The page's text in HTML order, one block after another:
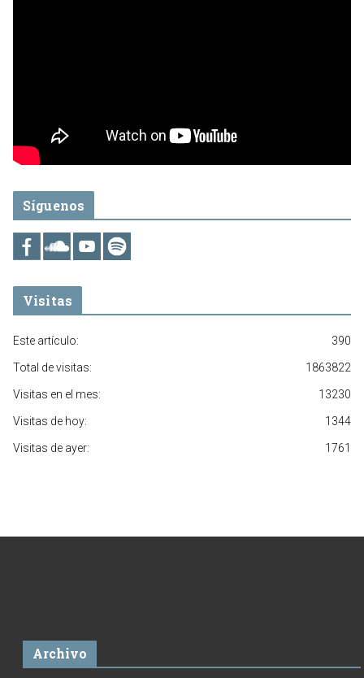
Síguenos
Visitas
390
Este artículo:
1863822
Total de visitas:
13230
Visitas en el mes:
1344
Visitas de hoy:
1761
Visitas de ayer:
Archivo